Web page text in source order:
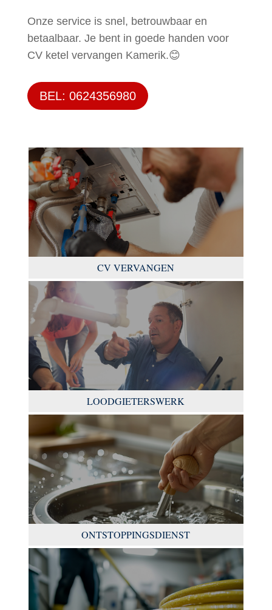
Onze service is snel, betrouwbaar en
betaalbaar. Je bent in goede handen voor
CV ketel vervangen Kamerik.😊
BEL: 0624356980
CV VERVANGEN
LOODGIETERSWERK
ONTSTOPPINGSDIENST